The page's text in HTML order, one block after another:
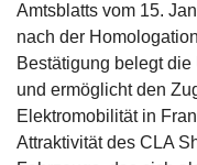
Amtsblatts vom 15.
nach der
Bestätigung belegt
und ermöglicht den
Elektromobilität in
Attraktivität des CLA